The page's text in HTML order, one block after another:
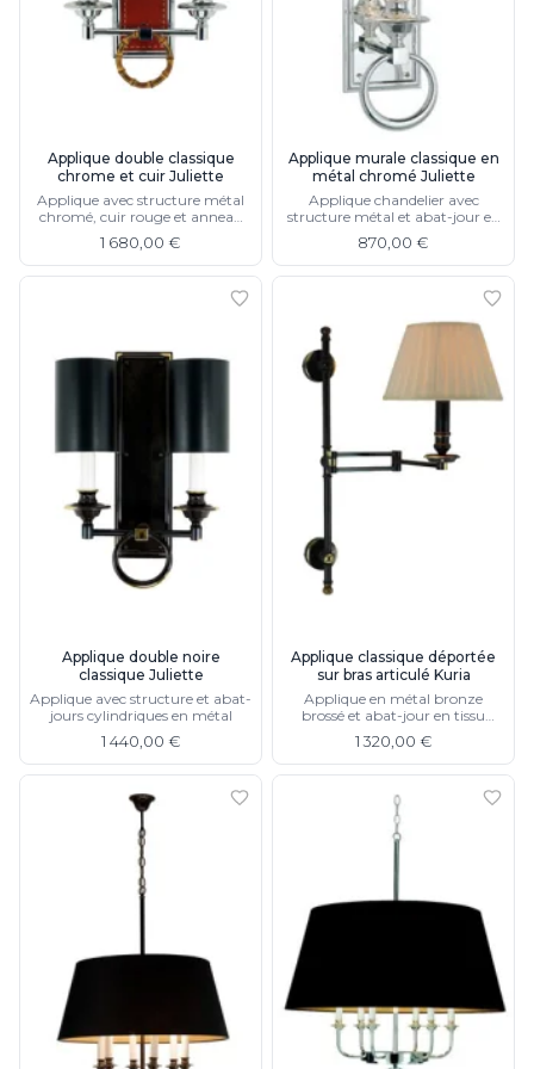
Applique double classique
chrome et cuir Juliette
Applique avec structure métal
chromé, cuir rouge et anneau
1 680,00 €
Applique murale classique en
métal chromé Juliette
Applique chandelier avec
structure métal et abat-jour en
870,00 €
Applique double noire
classique Juliette
Applique avec structure et abat-
jours cylindriques en métal
1 440,00 €
Applique classique déportée
sur bras articulé Kuria
Applique en métal bronze
brossé et abat-jour en tissu
1 320,00 €